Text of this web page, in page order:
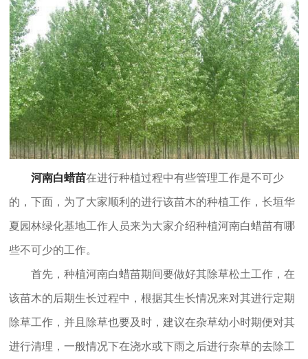
企业实力
联系我们
河南白蜡苗在进行种植过程中有些管理工作是不可少
的，下面，为了大家顺利的进行该苗木的种植工作，长垣华
夏园林绿化基地工作人员来为大家介绍种植河南白蜡苗有哪
些不可少的工作。
首先，种植河南白蜡苗期间要做好其除草松土工作，在
该苗木的后期生长过程中，根据其生长情况来对其进行定期
除草工作，并且除草也要及时，建议在杂草幼小时期便对其
进行清理，一般情况下在浇水或下雨之后进行杂草的去除工